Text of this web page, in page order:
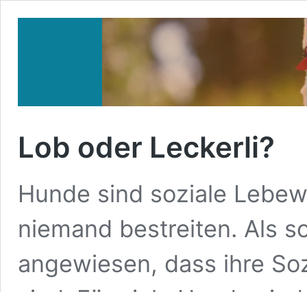
Lob oder Leckerli?
Hunde sind soziale
niemand bestreiten. Als
angewiesen, dass ihre